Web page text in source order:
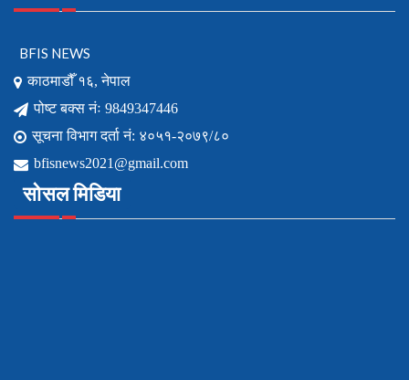
BFIS NEWS
काठमाडौँ १६, नेपाल
पोष्ट बक्स नंः 9849347446
सूचना विभाग दर्ता नं: ४०५१-२०७९/८०
bfisnews2021@gmail.com
सोसल मिडिया